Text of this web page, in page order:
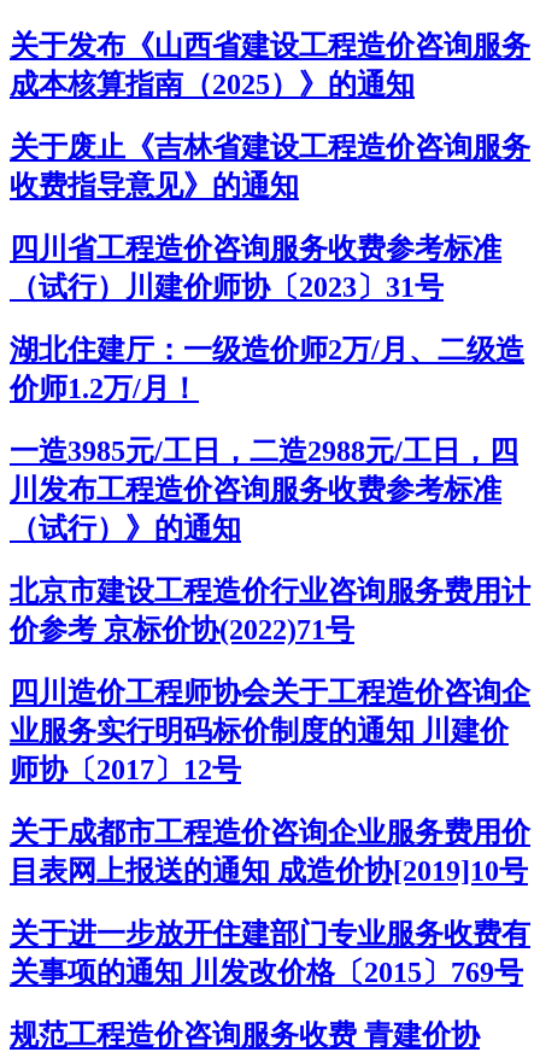
关于发布《山西省建设工程造价咨询服务
成本核算指南（2025）》的通知
关于废止《吉林省建设工程造价咨询服务
收费指导意见》的通知
四川省工程造价咨询服务收费参考标准
（试行）川建价师协〔2023〕31号
湖北住建厅：一级造价师2万/月、二级造
价师1.2万/月！
一造3985元/工日，二造2988元/工日，四
川发布工程造价咨询服务收费参考标准
（试行）》的通知
北京市建设工程造价行业咨询服务费用计
价参考 京标价协(2022)71号
四川造价工程师协会关于工程造价咨询企
业服务实行明码标价制度的通知 川建价
师协〔2017〕12号
关于成都市工程造价咨询企业服务费用价
目表网上报送的通知 成造价协[2019]10号
关于进一步放开住建部门专业服务收费有
关事项的通知 川发改价格〔2015〕769号
规范工程造价咨询服务收费 青建价协